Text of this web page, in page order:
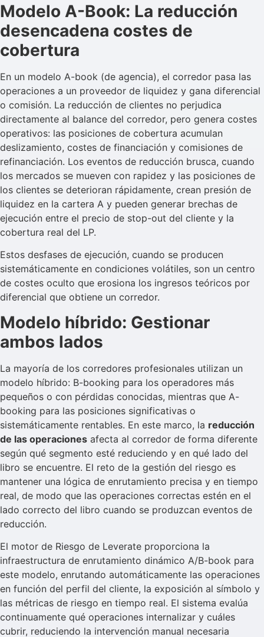
Modelo A-Book: La reducción
desencadena costes de
cobertura
En un modelo A-book (de agencia), el corredor pasa las
operaciones a un proveedor de liquidez y gana diferencial
o comisión. La reducción de clientes no perjudica
directamente al balance del corredor, pero genera costes
operativos: las posiciones de cobertura acumulan
deslizamiento, costes de financiación y comisiones de
refinanciación. Los eventos de reducción brusca, cuando
los mercados se mueven con rapidez y las posiciones de
los clientes se deterioran rápidamente, crean presión de
liquidez en la cartera A y pueden generar brechas de
ejecución entre el precio de stop-out del cliente y la
cobertura real del LP.
Estos desfases de ejecución, cuando se producen
sistemáticamente en condiciones volátiles, son un centro
de costes oculto que erosiona los ingresos teóricos por
diferencial que obtiene un corredor.
Modelo híbrido: Gestionar
ambos lados
La mayoría de los corredores profesionales utilizan un
modelo híbrido: B-booking para los operadores más
pequeños o con pérdidas conocidas, mientras que A-
booking para las posiciones significativas o
sistemáticamente rentables. En este marco, la reducción
de las operaciones afecta al corredor de forma diferente
según qué segmento esté reduciendo y en qué lado del
libro se encuentre. El reto de la gestión del riesgo es
mantener una lógica de enrutamiento precisa y en tiempo
real, de modo que las operaciones correctas estén en el
lado correcto del libro cuando se produzcan eventos de
reducción.
El motor de Riesgo de Leverate proporciona la
infraestructura de enrutamiento dinámico A/B-book para
este modelo, enrutando automáticamente las operaciones
en función del perfil del cliente, la exposición al símbolo y
las métricas de riesgo en tiempo real. El sistema evalúa
continuamente qué operaciones internalizar y cuáles
cubrir, reduciendo la intervención manual necesaria